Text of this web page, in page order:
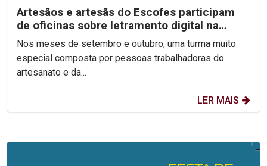
Artesãos e artesãs do Escofes participam
de oficinas sobre letramento digital na
Unicap
Nos meses de setembro e outubro, uma turma muito
especial composta por pessoas trabalhadoras do
artesanato e da...
LER MAIS